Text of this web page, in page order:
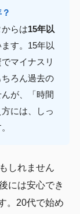
らは15年以
す。15年以
マイナスリ
ろん過去の
が、「時間
には、しっ
しれません
には安心でき
。20代で始め